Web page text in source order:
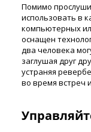
Помимо
использовать в
компьютерных
оснащен
два человека
заглушая друг
устраняя
во время встреч